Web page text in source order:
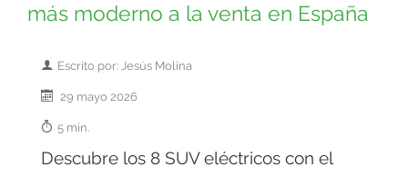
más moderno a la venta en España
Escrito por: Jesús Molina
29 mayo 2026
5 min.
Descubre los 8 SUV eléctricos con el